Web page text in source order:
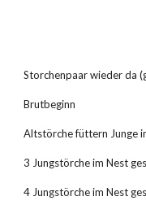
Storchenpaar wieder da
Brutbeginn
Altstörche füttern Junge
3 Jungstörche im Nest
4 Jungstörche im Nest